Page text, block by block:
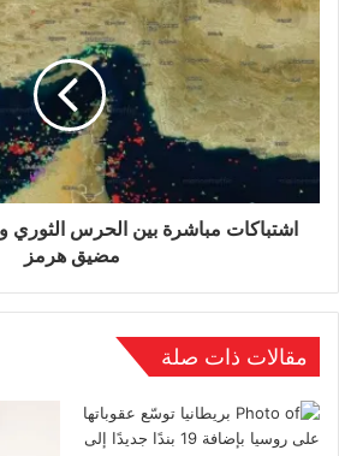
اشتباكات مباشرة بين الحرس الثوري
مضيق هرمز
مقالات ذات صلة